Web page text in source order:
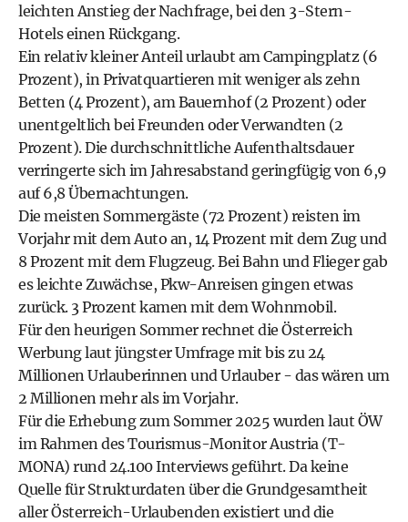
leichten Anstieg der Nachfrage, bei den 3-Stern-
Hotels einen Rückgang.
Ein relativ kleiner Anteil urlaubt am Campingplatz (6
Prozent), in Privatquartieren mit weniger als zehn
Betten (4 Prozent), am Bauernhof (2 Prozent) oder
unentgeltlich bei Freunden oder Verwandten (2
Prozent). Die durchschnittliche Aufenthaltsdauer
verringerte sich im Jahresabstand geringfügig von 6,9
auf 6,8 Übernachtungen.
Die meisten Sommergäste (72 Prozent) reisten im
Vorjahr mit dem Auto an, 14 Prozent mit dem Zug und
8 Prozent mit dem Flugzeug. Bei Bahn und Flieger gab
es leichte Zuwächse, Pkw-Anreisen gingen etwas
zurück. 3 Prozent kamen mit dem Wohnmobil.
Für den heurigen Sommer rechnet die Österreich
Werbung laut jüngster Umfrage mit bis zu 24
Millionen Urlauberinnen und Urlauber - das wären um
2 Millionen mehr als im Vorjahr.
Für die Erhebung zum Sommer 2025 wurden laut ÖW
im Rahmen des Tourismus-Monitor Austria (T-
MONA) rund 24.100 Interviews geführt. Da keine
Quelle für Strukturdaten über die Grundgesamtheit
aller Österreich-Urlaubenden existiert und die